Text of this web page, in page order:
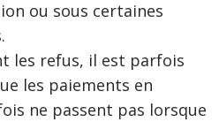
ou sous certaines
les refus, il est parfois
les paiements en
ne passent pas lorsque